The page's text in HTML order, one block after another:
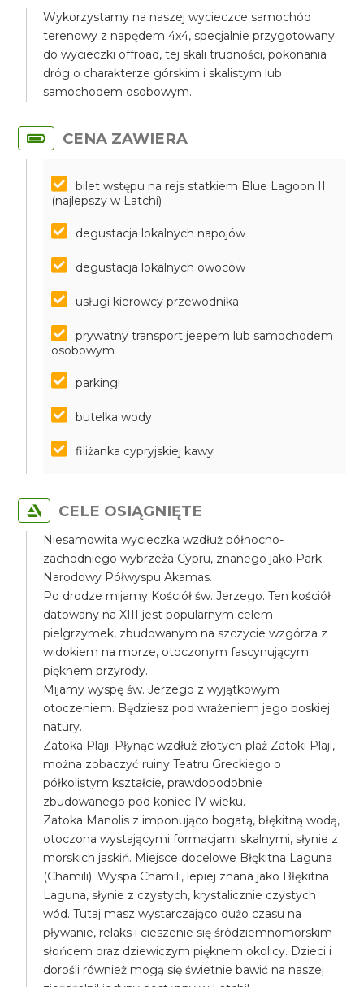
Wykorzystamy na naszej wycieczce samochód
terenowy z napędem 4x4, specjalnie przygotowany
do wycieczki offroad, tej skali trudności, pokonania
dróg o charakterze górskim i skalistym lub
samochodem osobowym.
CENA ZAWIERA
bilet wstępu na rejs statkiem Blue Lagoon II
(najlepszy w Latchi)
degustacja lokalnych napojów
degustacja lokalnych owoców
usługi kierowcy przewodnika
prywatny transport jeepem lub samochodem
osobowym
parkingi
butelka wody
filiżanka cypryjskiej kawy
CELE OSIĄGNIĘTE
Niesamowita wycieczka wzdłuż północno-
zachodniego wybrzeża Cypru, znanego jako Park
Narodowy Półwyspu Akamas.
Po drodze mijamy Kościół św. Jerzego. Ten kościół
datowany na XIII jest popularnym celem
pielgrzymek, zbudowanym na szczycie wzgórza z
widokiem na morze, otoczonym fascynującym
pięknem przyrody.
Mijamy wyspę św. Jerzego z wyjątkowym
otoczeniem. Będziesz pod wrażeniem jego boskiej
natury.
Zatoka Plaji. Płynąc wzdłuż złotych plaż Zatoki Plaji,
można zobaczyć ruiny Teatru Greckiego o
półkolistym kształcie, prawdopodobnie
zbudowanego pod koniec IV wieku.
Zatoka Manolis z imponująco bogatą, błękitną wodą,
otoczona wystającymi formacjami skalnymi, słynie z
morskich jaskiń. Miejsce docelowe Błękitna Laguna
(Chamili). Wyspa Chamili, lepiej znana jako Błękitna
Laguna, słynie z czystych, krystalicznie czystych
wód. Tutaj masz wystarczająco dużo czasu na
pływanie, relaks i cieszenie się śródziemnomorskim
słońcem oraz dziewiczym pięknem okolicy. Dzieci i
dorośli również mogą się świetnie bawić na naszej